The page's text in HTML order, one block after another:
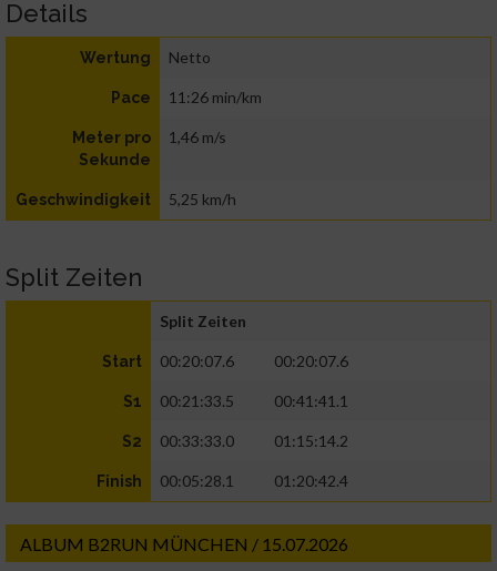
Details
Wertung Netto
Pace 11:26 min/km
Meter pro
Sekunde
1,46 m/s
Geschwindigkeit 5,25 km/h
Split Zeiten
Split Zeiten
Start 00:20:07.6 00:20:07.6
S1 00:21:33.5 00:41:41.1
S2 00:33:33.0 01:15:14.2
Finish 00:05:28.1 01:20:42.4
ALBUM B2RUN MÜNCHEN / 15.07.2026